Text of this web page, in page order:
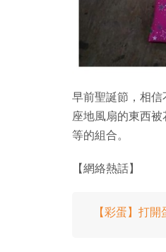
早前聖誕節，相
座地風扇的東西
等的組合。
【網絡熱話】
【彩蛋】打